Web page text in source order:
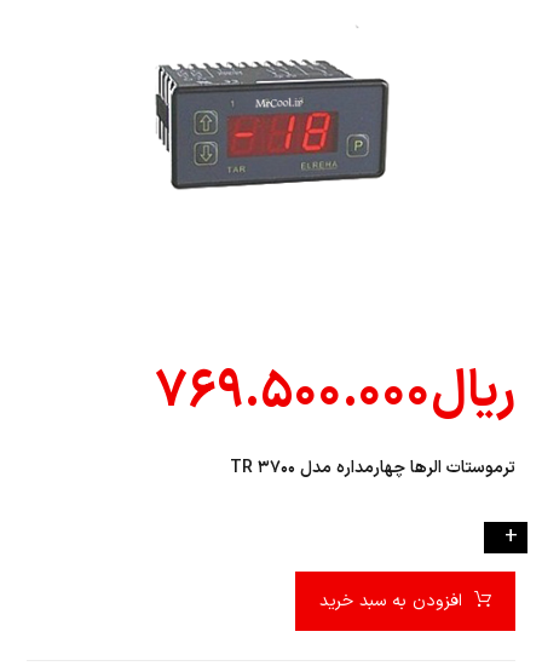
ریال۷۶۹.۵۰۰.۰۰۰
ترموستات الرها چهارمداره مدل ۳۷۰۰ TR
+
افزودن به سبد خرید